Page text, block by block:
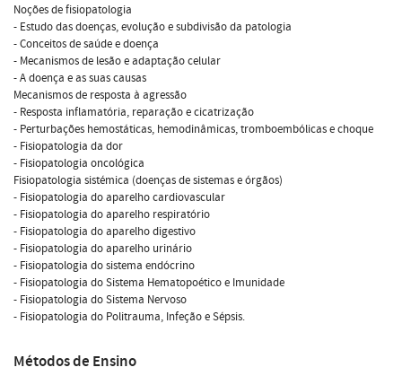
Noções de fisiopatologia
- Estudo das doenças, evolução e subdivisão da patologia
- Conceitos de saúde e doença
- Mecanismos de lesão e adaptação celular
- A doença e as suas causas
Mecanismos de resposta à agressão
- Resposta inflamatória, reparação e cicatrização
- Perturbações hemostáticas, hemodinâmicas, tromboembólicas e choque
- Fisiopatologia da dor
- Fisiopatologia oncológica
Fisiopatologia sistémica (doenças de sistemas e órgãos)
- Fisiopatologia do aparelho cardiovascular
- Fisiopatologia do aparelho respiratório
- Fisiopatologia do aparelho digestivo
- Fisiopatologia do aparelho urinário
- Fisiopatologia do sistema endócrino
- Fisiopatologia do Sistema Hematopoético e Imunidade
- Fisiopatologia do Sistema Nervoso
- Fisiopatologia do Politrauma, Infeção e Sépsis.
Métodos de Ensino